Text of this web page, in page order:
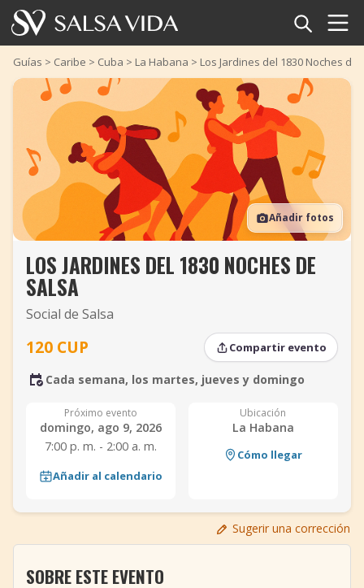
Inicio
Eventos
Noticias
Artículos
Videos
Glosario
TuneTempo
Añadir evento
Guías > Caribe > Cuba > La Habana > Los Jardines del 1830 Noches de
Añadir fotos
LOS JARDINES DEL 1830 NOCHES DE
SALSA
Social de Salsa
120 CUP Compartir evento
Cada semana, los martes, jueves y domingo
Próximo evento
domingo, ago 9, 2026
7:00 p. m. - 2:00 a. m.
Añadir al calendario
Ubicación
La Habana
Cómo llegar
Sugerir una corrección
SOBRE ESTE EVENTO